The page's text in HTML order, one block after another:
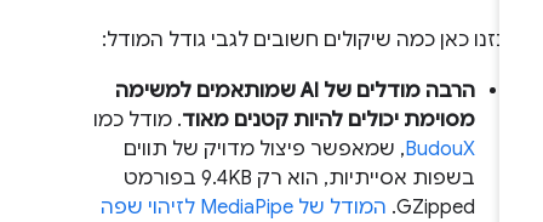
כאן כמה שיקולים חשובים לגבי גודל המודל:
הרבה מודלים של AI שמותאמים למשימה
מסוימת יכולים להיות קטנים מאוד. מודל כמו
BudouX, שמאפשר פיצול מדויק של תווים
בשפות אסייתיות, הוא רק 9.4KB בפורמט
GZipped. המודל של MediaPipe לזיהוי שפה